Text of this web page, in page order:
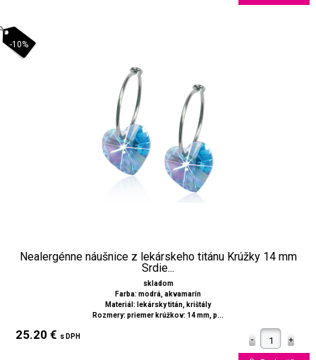
-10%
Nealergénne náušnice z lekárskeho titánu Krúžky 14 mm
Srdie...
skladom
Farba: modrá, akvamarín
Materiál: lekársky titán, krištály
Rozmery: priemer krúžkov: 14 mm, p...
25.20 € s DPH